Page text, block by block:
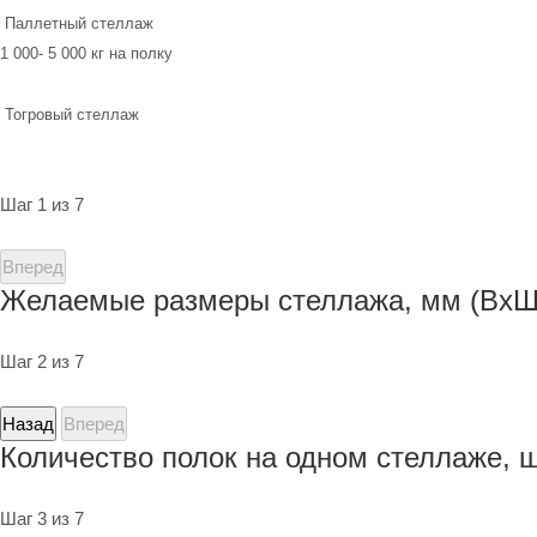
Паллетный стеллаж
1 000- 5 000 кг на полку
Тогровый стеллаж
Шаг 1 из 7
Вперед
Желаемые размеры стеллажа, мм
Шаг 2 из 7
Назад Вперед
Количество полок на одном стеллаже,
Шаг 3 из 7